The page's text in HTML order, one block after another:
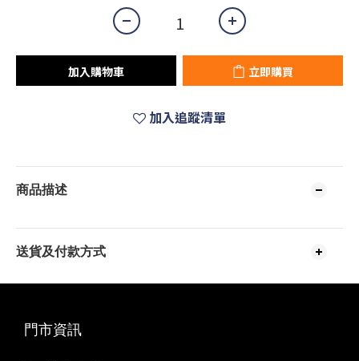
加入購物車 立即購買
加入追蹤清單
商品描述
送貨及付款方式
門市資訊